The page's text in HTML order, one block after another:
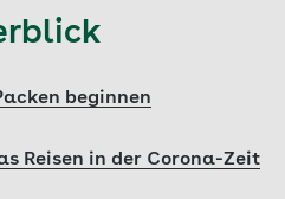
beginnen
Reisen in der Corona-Zeit